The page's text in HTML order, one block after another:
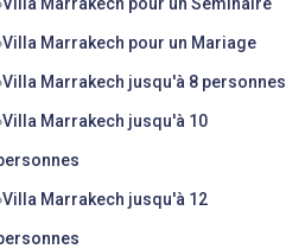
Villa Marrakech pour un Mariage
Villa Marrakech jusqu'à 8 personnes
Villa Marrakech jusqu'à 10
Villa Marrakech jusqu'à 12